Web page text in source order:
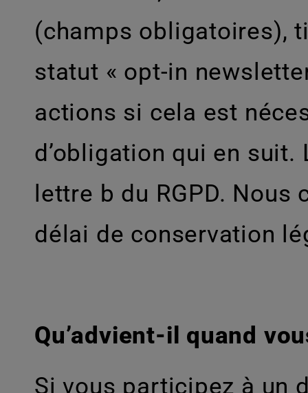
(champs obligatoires),
statut « opt-in
actions si cela est
d’obligation qui en
lettre b du RGPD. Nous
délai de conservation
Qu’advient-il quand
Si vous participez à un